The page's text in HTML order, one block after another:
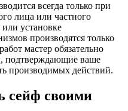
всегда только при
лица или частного
установке
производятся только
мастер обязательно
подтверждающие ваше
производимых действий.
сейф своими